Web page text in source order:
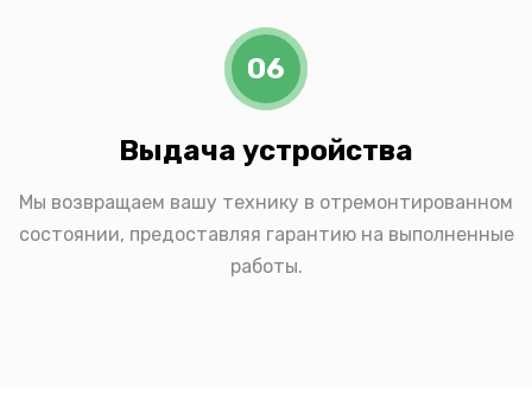
06
Выдача устройства
Мы возвращаем вашу технику в отремонтированном
состоянии, предоставляя гарантию на выполненные
работы.